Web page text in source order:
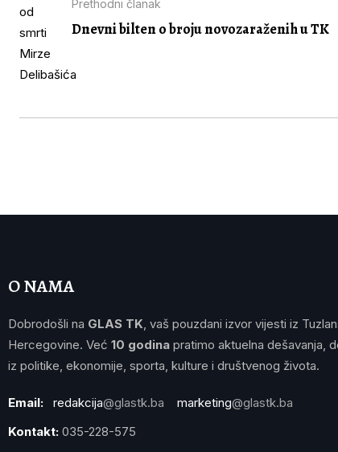
Prethodni članak
Dnevni bilten o broju novozaraženih u TK
O NAMA
Dobrodošli na GLAS TK, vaš pouzdani izvor vijesti iz
Hercegovine. Već 10 godina pratimo aktuelna dešavanja,
iz politike, ekonomije, sporta, kulture i društvenog života.
Email: redakcija@glastk.ba marketing@glastk.ba
Kontakt: 035-228-575